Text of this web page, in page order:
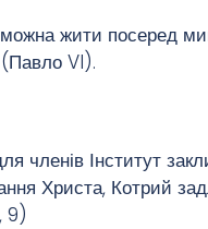
жити посеред
(Павло VI).
членів Інститут
Христа, Котрий
9)